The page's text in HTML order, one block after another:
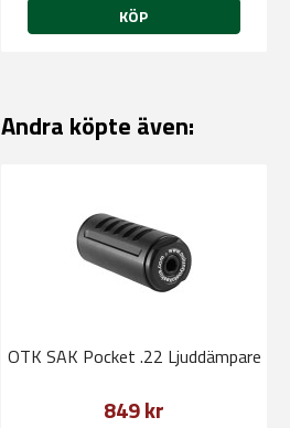
KÖP
Andra köpte även:
OTK SAK Pocket .22 Ljuddämpare
849 kr